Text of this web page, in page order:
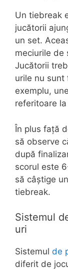
Un tiebreak
jucătorii
un set.
meciurile de
Jucătorii
urile nu
exemplu,
referitoare
În plus față
să observe
după
scorul este
să câștige
tiebreak.
Sistemul
uri
Sistemul de
diferit de